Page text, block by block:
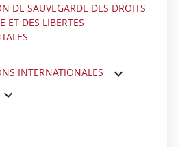
DE SAUVEGARDE DES DROITS
ET DES LIBERTES
INTERNATIONALES